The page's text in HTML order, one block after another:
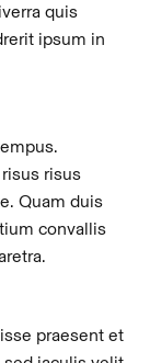
quis
ipsum in
risus
Quam duis
convallis
praesent et